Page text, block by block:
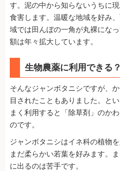
す。泥の中から知らないうちに
食害します。温暖な地域を好み
域では田んぼの一角が丸裸にな
額は年々拡大しています。
生物農薬に利用できる？
そんなジャンボタニシですが、
目されたこともありました。と
まく利用すると「除草剤」のか
のです。
ジャンボタニシはイネ科の植物
まだ柔らかい若葉を好みます。
に出るのは苦手です。